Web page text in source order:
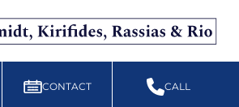
Free Workers’ Compensation Case Review
610-892-9300
CONTACT CALL